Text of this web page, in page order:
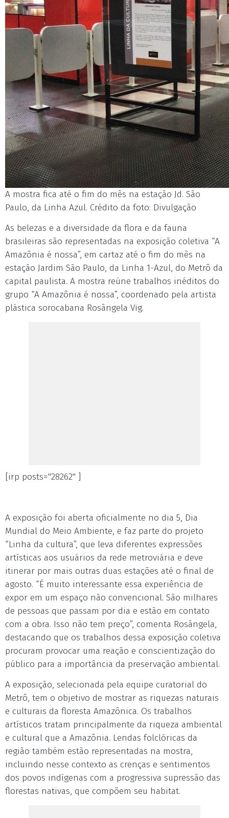
A mostra fica até o fim do mês na estação Jd. São
Paulo, da Linha Azul. Crédito da foto: Divulgação
As belezas e a diversidade da flora e da fauna
brasileiras são representadas na exposição coletiva “A
Amazônia é nossa”, em cartaz até o fim do mês na
estação Jardim São Paulo, da Linha 1-Azul, do Metrô da
capital paulista. A mostra reúne trabalhos inéditos do
grupo “A Amazônia é nossa”, coordenado pela artista
plástica sorocabana Rosângela Vig.
[irp posts="28262" ]
A exposição foi aberta oficialmente no dia 5, Dia
Mundial do Meio Ambiente, e faz parte do projeto
“Linha da cultura”, que leva diferentes expressões
artísticas aos usuários da rede metroviária e deve
itinerar por mais outras duas estações até o final de
agosto. “É muito interessante essa experiência de
expor em um espaço não convencional. São milhares
de pessoas que passam por dia e estão em contato
com a obra. Isso não tem preço”, comenta Rosângela,
destacando que os trabalhos dessa exposição coletiva
procuram provocar uma reação e conscientização do
público para a importância da preservação ambiental.
A exposição, selecionada pela equipe curatorial do
Metrô, tem o objetivo de mostrar as riquezas naturais
e culturais da floresta Amazônica. Os trabalhos
artísticos tratam principalmente da riqueza ambiental
e cultural que a Amazônia. Lendas folclóricas da
região também estão representadas na mostra,
incluindo nesse contexto as crenças e sentimentos
dos povos indígenas com a progressiva supressão das
florestas nativas, que compõem seu habitat.